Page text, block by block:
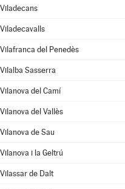
Viladecans
Viladecavalls
Vilafranca del Penedès
Vilalba Sasserra
Vilanova del Camí
Vilanova del Vallès
Vilanova de Sau
Vilanova i la Geltrú
Vilassar de Dalt